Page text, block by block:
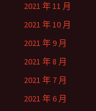
2021 年 11 月
2021 年 10 月
2021 年 9 月
2021 年 8 月
2021 年 7 月
2021 年 6 月